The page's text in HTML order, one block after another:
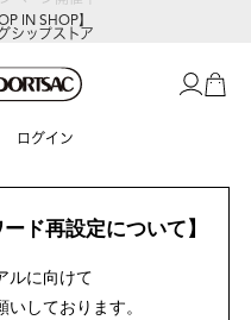
IN SHOP】
シップストア
ログイン
ド再設定について】
ルに向けて
しております。